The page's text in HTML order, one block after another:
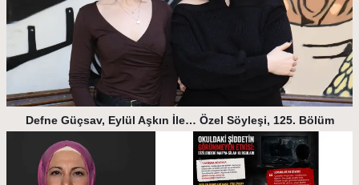
Defne Güçsav, Eylül Aşkın İle… Özel Söyleşi, 125. Bölüm